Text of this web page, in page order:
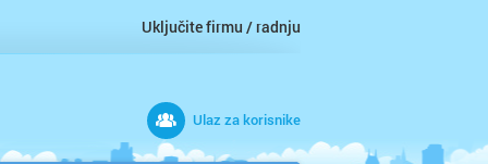
Uključite firmu / radnju
Ulaz za korisnike